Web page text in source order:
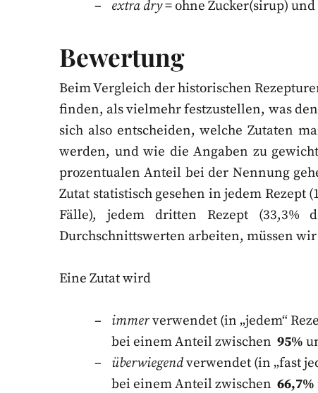
extra dry= ohne Zucker(sirup)
Bewertung
Beim Vergleich der historischen
finden, als vielmehr festzustellen, was
sich also entscheiden, welche Zutaten
werden, und wie die Angaben zu
prozentualen Anteil bei der Nennung
Zutat statistisch gesehen in jedem Rezept
Fälle), jedem dritten Rezept
Durchschnittswerten arbeiten, müssen
Eine Zutat wird
immerverwendet (in „jedem“
bei einem Anteil zwischen 95%
überwiegendverwendet (in „fast
bei einem Anteil zwischen 66,7%